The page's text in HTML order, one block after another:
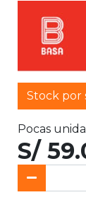
Stock por
Pocas
S/